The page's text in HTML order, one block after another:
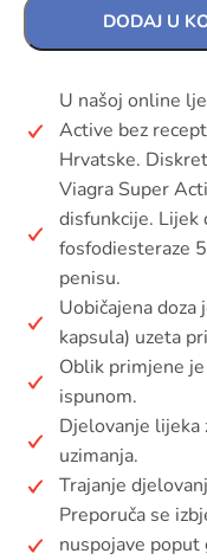
DODAJ U
U našoj online
Active bez
Hrvatske.
Viagra Super
disfunkcije.
fosfodiesteraze
penisu.
Uobičajena
kapsula) uzeta
Oblik primjene
ispunom.
Djelovanje lijeka
uzimanja.
Trajanje
Preporuča se
nuspojave poput